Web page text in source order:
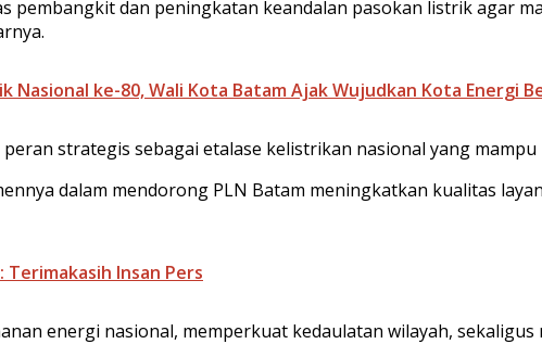
pembangkit dan peningkatan keandalan pasokan listrik agar
Nasional ke-80, Wali Kota Batam Ajak Wujudkan Kota Energi
strategis sebagai etalase kelistrikan nasional yang
dalam mendorong PLN Batam meningkatkan kualitas
Terimakasih Insan Pers
energi nasional, memperkuat kedaulatan wilayah,